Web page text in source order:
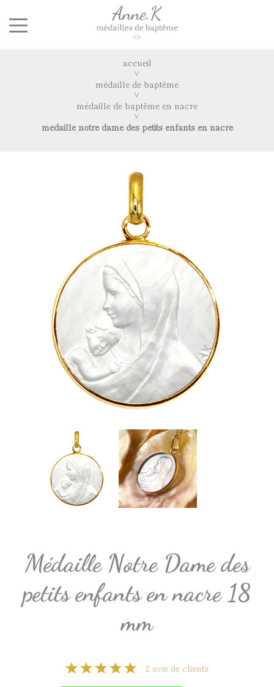
accueil
médaille de baptême
médaille de baptême en nacre
médaille notre dame des petits enfants en nacre
Médaille Notre Dame des
petits enfants en nacre 18
mm
2 avis de clients